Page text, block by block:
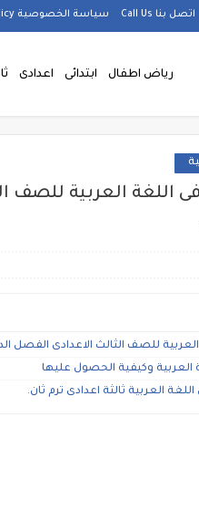
اتصل بنا Call Us سياسة الخصوصية privacy-policy
رياض اطفال ابتدائى اعدادى
اللغة العربية للصف
للصف الثالث الاعدادى الفصل
وكيفية الحصول عليها
العربية ثالثة اعدادى ترم ثان.